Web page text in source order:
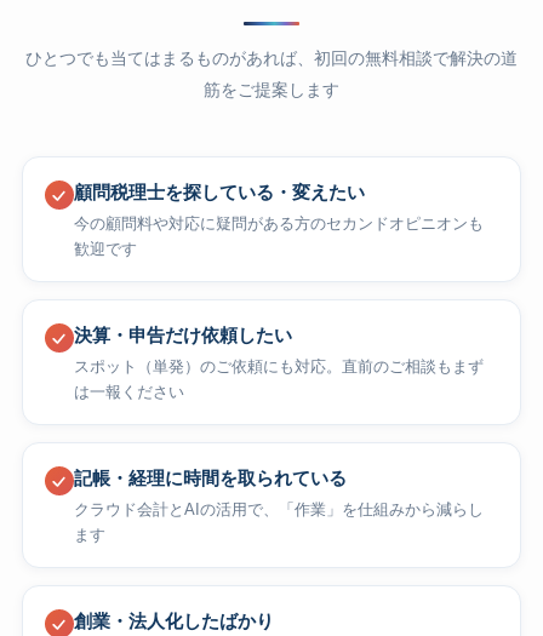
ひとつでも当てはまるものがあれば、初回の無料相談で解決の道
筋をご提案します
顧問税理士を探している・変えたい
今の顧問料や対応に疑問がある方のセカンドオピニオンも
歓迎です
決算・申告だけ依頼したい
スポット（単発）のご依頼にも対応。直前のご相談もまず
は一報ください
記帳・経理に時間を取られている
クラウド会計とAIの活用で、「作業」を仕組みから減らし
ます
創業・法人化したばかり